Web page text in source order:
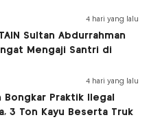
4 hari yang lalu
Sultan Abdurrahman
Mengaji Santri di
4 hari yang lalu
Bongkar Praktik Ilegal
3 Ton Kayu Beserta Truk